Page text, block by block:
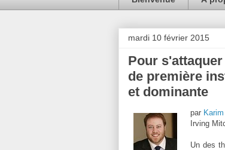
mardi 10 février 2015
Pour
de première
et dominante
par
Irving
Un des